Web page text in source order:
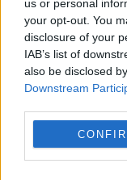
us or personal
your opt-out. You
disclosure of your
IAB’s list of
also be disclosed
Downstream
„Păianjenul”